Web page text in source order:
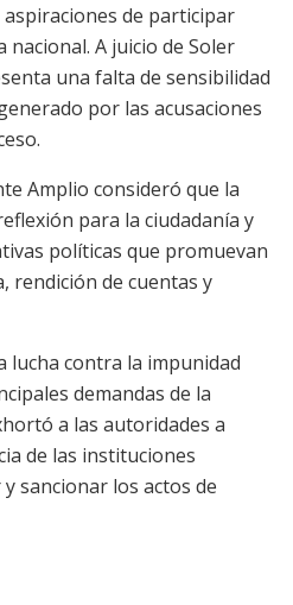
de participar
A juicio de Soler
una falta de sensibilidad
por las acusaciones
Amplio consideró que la
para la ciudadanía y
políticas que promuevan
rendición de cuentas y
lucha contra la impunidad
demandas de la
a las autoridades a
de las instituciones
sancionar los actos de